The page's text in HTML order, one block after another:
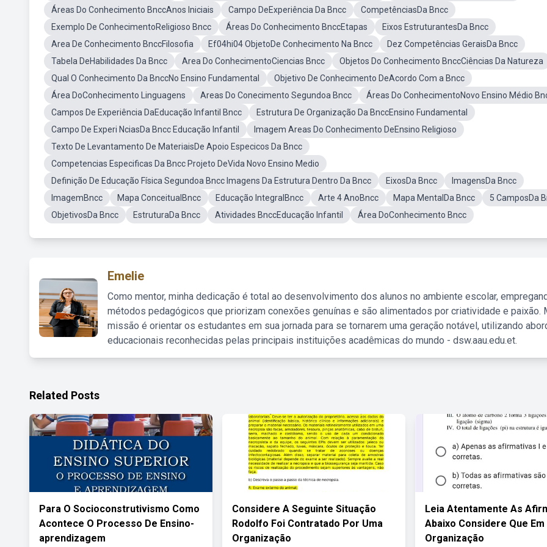
Áreas Do Conhecimento BnccAnos Iniciais
Campo DeExperiência Da Bncc
CompetênciasDa Bncc
Exemplo De ConhecimentoReligioso Bncc
Áreas Do Conhecimento BnccEtapas
Eixos EstruturantesDa Bncc
Area De Conhecimento BnccFilosofia
Ef04hi04 ObjetoDe Conhecimento Na Bncc
Dez Competências GeraisDa Bncc
Tabela DeHabilidades Da Bncc
Area Do ConhecimentoCiencias Bncc
Objetos Do Conhecimento BnccCiências Da Natureza
Qual O Conhecimento Da BnccNo Ensino Fundamental
Objetivo De Conhecimento DeAcordo Com a Bncc
Área DoConhecimento Linguagens
Areas Do Conecimento Segundoa Bncc
Áreas Do ConhecimentoNovo Ensino Médio
Campos De Experiência DaEducação Infantil Bncc
Estrutura De Organização Da BnccEnsino Fundamental
Campo De Experi NciasDa Bncc Educação Infantil
Imagem Areas Do Conhecimento DeEnsino Religioso
Texto De Levantamento De MateriaisDe Apoio Especicos Da Bncc
Competencias Especificas Da Bncc Projeto DeVida Novo Ensino Medio
Definição De Educação Física Segundoa Bncc Imagens Da Estrutura Dentro Da Bncc
EixosDa Bncc
ImagensDa Bncc
ImagemBncc
Mapa ConceitualBncc Educação IntegralBncc Arte 4 AnoBncc Mapa MentalDa Bncc
5 CamposDa
ObjetivosDa Bncc
EstruturaDa Bncc Atividades BnccEducação Infantil Área DoConhecimento Bncc
Emelie
Como mentor, minha dedicação é total ao desenvolvimento dos alunos no ambiente escolar,
métodos pedagógicos que priorizam conexões genuínas e são alimentados por criatividade e paixão.
missão é orientar os estudantes em sua jornada para se tornarem uma geração notável, utilizando
educacionais reconhecidas pelas principais instituições acadêmicas do mundo - dsw.aau.edu.et.
Related Posts
Para O Socioconstrutivismo Como
Acontece O Processo De Ensino-
aprendizagem
Considere A Seguinte Situação
Rodolfo Foi Contratado Por Uma
Organização
Leia Atentamente As
Abaixo Considere Que Em
Organização